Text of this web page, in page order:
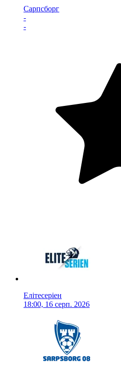
Сарпсборг
-
-
Елітесеріен
18:00, 16 серп. 2026